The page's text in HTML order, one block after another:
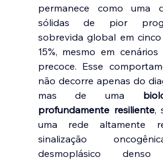
permanece como uma
sólidas de pior
sobrevida global em
15%, mesmo em
precoce. Esse
não decorre apenas do
mas de uma
profundamente resiliente,
uma rede altamente
sinalização
desmoplásico